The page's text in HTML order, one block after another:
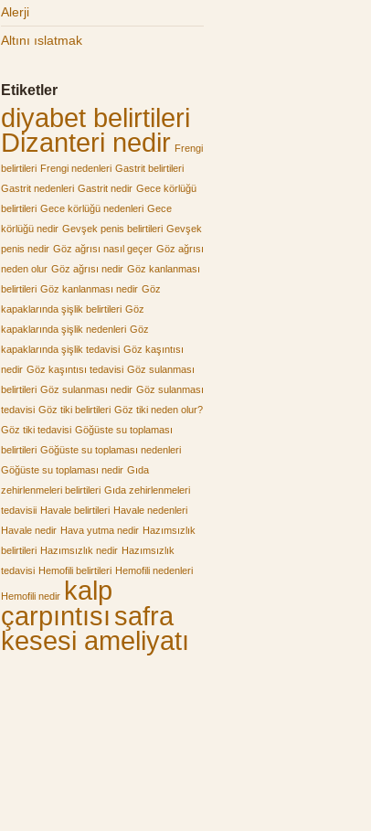
Alerji
Altını ıslatmak
Etiketler
diyabet belirtileri
Dizanteri nedir Frengi
belirtileri Frengi nedenleri Gastrit belirtileri
Gastrit nedenleri Gastrit nedir Gece körlüğü
belirtileri Gece körlüğü nedenleri Gece
körlüğü nedir Gevşek penis belirtileri Gevşek
penis nedir Göz ağrısı nasıl geçer Göz ağrısı
neden olur Göz ağrısı nedir Göz kanlanması
belirtileri Göz kanlanması nedir Göz
kapaklarında şişlik belirtileri Göz
kapaklarında şişlik nedenleri Göz
kapaklarında şişlik tedavisi Göz kaşıntısı
nedir Göz kaşıntısı tedavisi Göz sulanması
belirtileri Göz sulanması nedir Göz sulanması
tedavisi Göz tiki belirtileri Göz tiki neden olur?
Göz tiki tedavisi Göğüste su toplaması
belirtileri Göğüste su toplaması nedenleri
Göğüste su toplaması nedir Gıda
zehirlenmeleri belirtileri Gıda zehirlenmeleri
tedavisii Havale belirtileri Havale nedenleri
Havale nedir Hava yutma nedir Hazımsızlık
belirtileri Hazımsızlık nedir Hazımsızlık
tedavisi Hemofili belirtileri Hemofili nedenleri
Hemofili nedir kalp
çarpıntısı safra
kesesi ameliyatı